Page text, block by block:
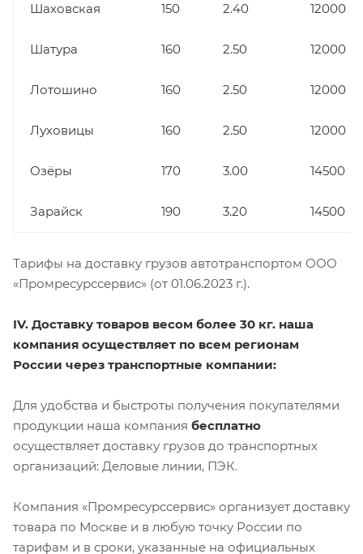
Шаховская 150 2.40 12000
Шатура 160 2.50 12000
Лотошино 160 2.50 12000
Луховицы 160 2.50 12000
Озёры 170 3.00 14500
Зарайск 190 3.20 14500
Тарифы на доставку грузов автотранспортом ООО
«Промресурссервис» (от 01.06.2023 г.).
IV. Доставку товаров весом более 30 кг. наша
компания осуществляет по всем регионам
России через транспортные компании:
Для удобства и быстроты получения покупателями
продукции наша компания бесплатно
осуществляет доставку грузов до транспортных
организаций: Деловые линии, ПЭК.
Компания «Промресурссервис» организует доставку
товара по Москве и в любую точку России по
тарифам и в сроки, указанные на официальных